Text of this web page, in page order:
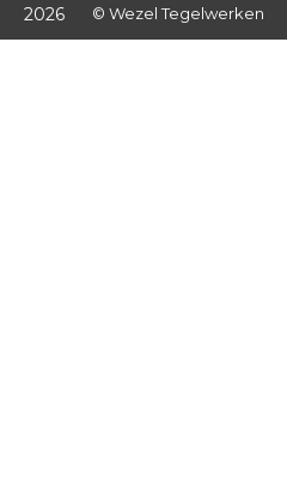
2026 © Wezel Tegelwerken